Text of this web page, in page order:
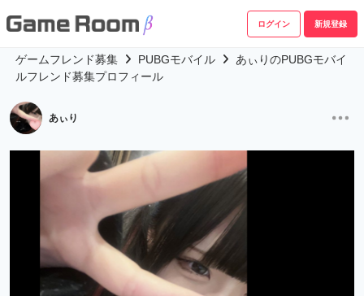
ログイン 新規登録
ゲームフレンド募集 PUBGモバイル
あぃりのPUBGモバイ
ルフレンド募集プロフィール
あぃり